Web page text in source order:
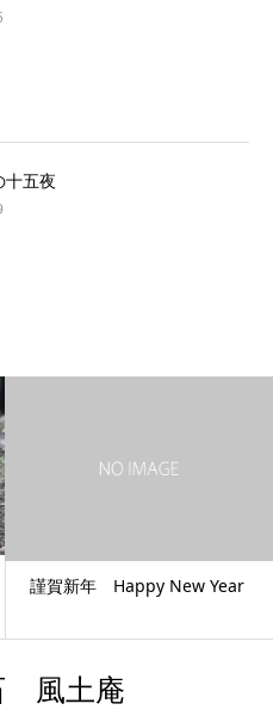
十五夜
風薫る季節の前菜。。
風土庵